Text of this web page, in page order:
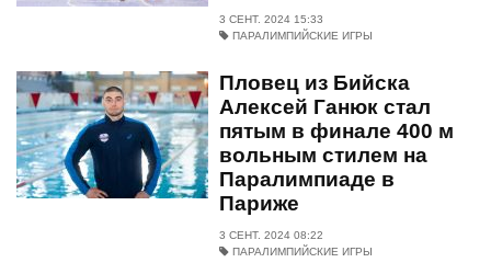
3 СЕНТ. 2024 15:33
ПАРАЛИМПИЙСКИЕ ИГРЫ
Пловец из Бийска
Алексей Ганюк стал
пятым в финале 400 м
вольным стилем на
Паралимпиаде в
Париже
3 СЕНТ. 2024 08:22
ПАРАЛИМПИЙСКИЕ ИГРЫ